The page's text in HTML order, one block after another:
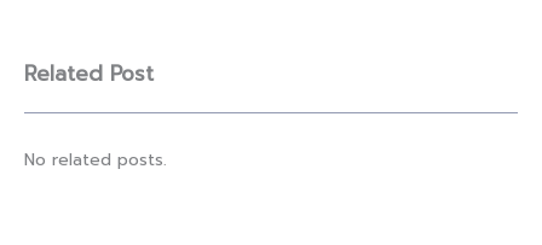
Related Post
No related posts.